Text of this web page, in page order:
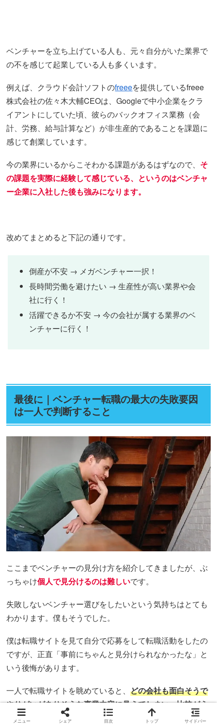
ベンチャーを立ち上げている人も、元々自分がいた業界で
の不を感じて起業している人も多くいます。
例えば、クラウド会計ソフトのfreeeを提供しているfreee
株式会社の佐々木大輔CEOは、Googleで中小企業をクラ
イアントにしていた頃、彼らのバックオフィス業務（会
計、労務、給与計算など）が非生産的であることを課題に
感じて創業しています。
今の業界にいるからこそわかる課題があるはずなので、 そ
の課題を実際に経験して感じている、というのはベンチャ
ー企業に入社した後も強みになります。
改めてまとめると下記の通りです。
倒産が不安 → メガベンチャー一択！
長時間労働を避けたい → 生産性が高い業界や会
社に行く！
活躍できるか不安 → 今の会社が属する業界のベ
ンチャーに行く！
最後に｜ベンチャー転職の最大の失敗要因
は一人で判断すること
ここまでベンチャーの見分け方を紹介してきましたが、ぶ
っちゃけ個人で見分けるのは難しいです。
失敗しないベンチャー選びをしたいという気持ちはとても
わかります。僕もそうでした。
僕は転職サイトを見て自分で応募をして転職活動をしたの
ですが、正直「事前にちゃんと見分けられなかったな」と
いう後悔があります。
一人で転職サイトを眺めていると、どの会社も面白そうで
やりがいがありそうな事業内容に見えてしまい、比較がう
まくできなかったのが原因です。
メニュー シェア 目次 トップ サイドバー